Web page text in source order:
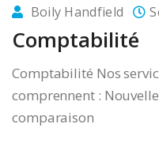
Boily Handfield
Comptabilité
Comptabilité Nos
comprennent :
comparaison